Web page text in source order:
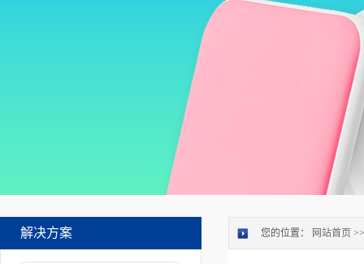
解决方案 您的位置： 网站首页 >>